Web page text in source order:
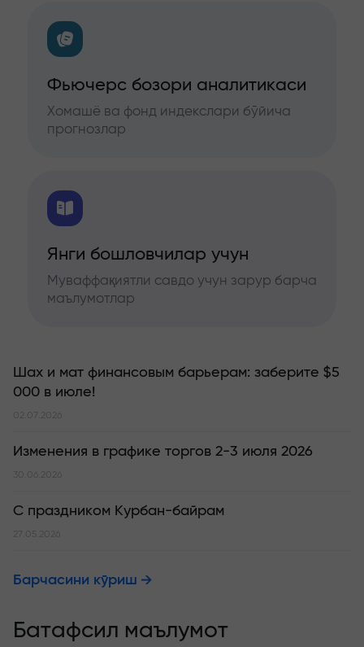
Фьючерс бозори аналитикаси
Хомашё ва фонд индекслари бўйича
прогнозлар
Янги бошловчилар учун
Муваффақиятли савдо учун зарур барча
маълумотлар
Шах и мат финансовым барьерам: заберите $5
000 в июле!
02.07.2026
Изменения в графике торгов 2-3 июля 2026
30.06.2026
С праздником Курбан-байрам
27.05.2026
Барчасини кўриш
Батафсил маълумот